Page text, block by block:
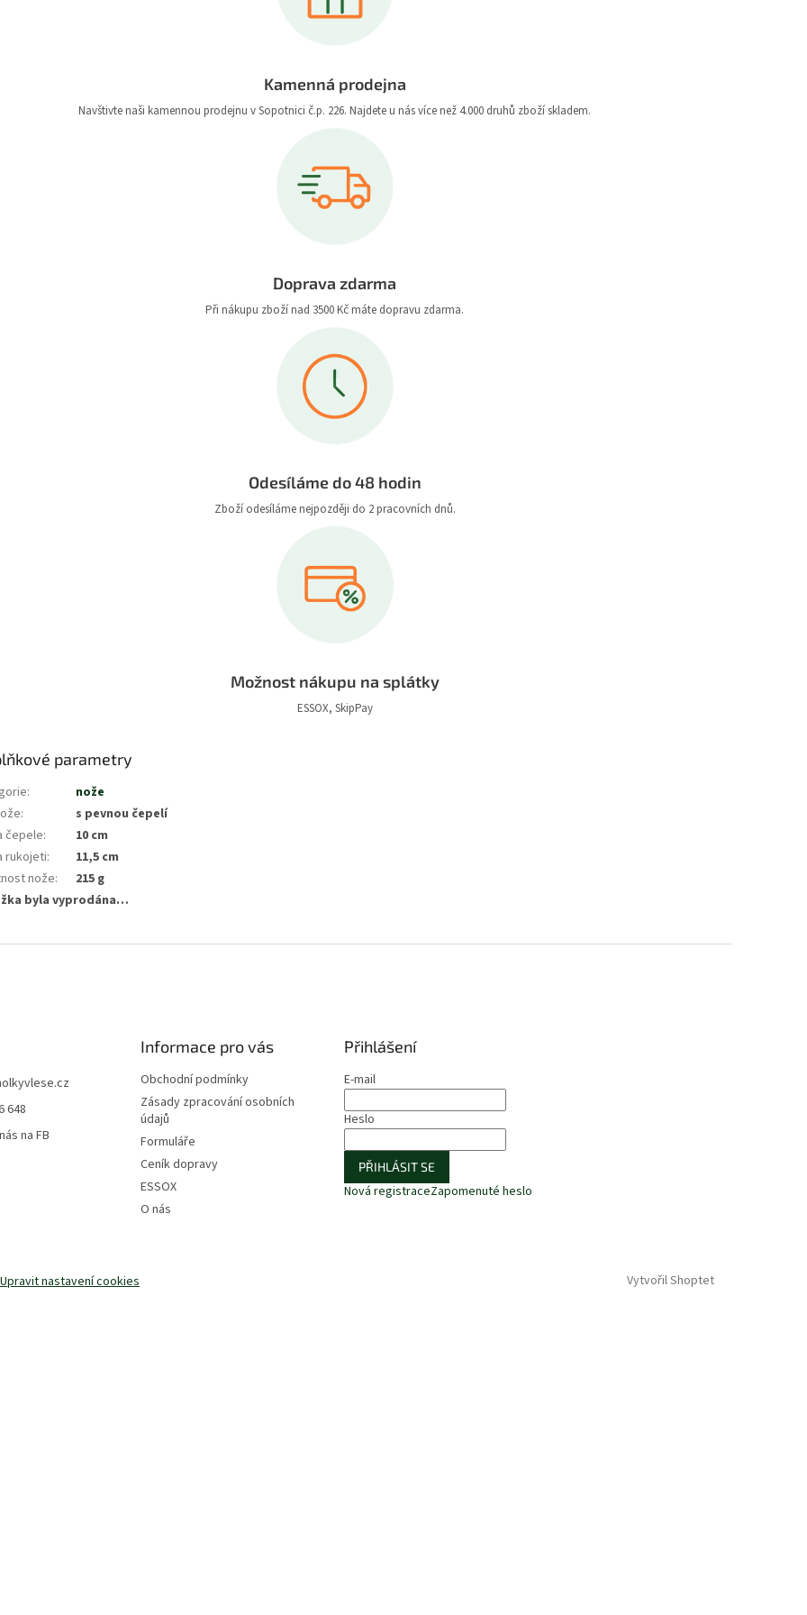
Kamenná prodejna
Navštivte naši kamennou prodejnu v Sopotnici č.p. 226. Najdete u nás více než 4.000 druhů zboží skladem.
Doprava zdarma
Při nákupu zboží nad 3500 Kč máte dopravu zdarma.
Odesíláme do 48 hodin
Zboží odesíláme nejpozději do 2 pracovních dnů.
Možnost nákupu na splátky
ESSOX, SkipPay
parametry
:
nože
:
s pevnou čepelí
čepele:
10 cm
rukojeti:
11,5 cm
nože:
215 g
byla vyprodána…
648
na FB
Informace pro vás
Obchodní podmínky
Zásady zpracování osobních
údajů
Formuláře
Ceník dopravy
ESSOX
O nás
Přihlášení
E-mail
Heslo
PŘIHLÁSIT SE
Nová registraceZapomenuté heslo
Vytvořil Shoptet
Upravit nastavení cookies